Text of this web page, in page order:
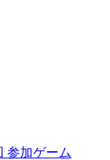
参加ゲーム